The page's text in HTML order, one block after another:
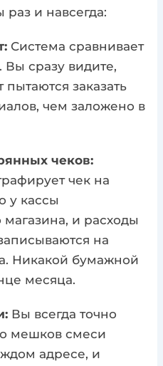
и навсегда:
Система сравнивает
Вы сразу видите,
пытаются заказать
чем заложено в
чеков:
чек на
у кассы
магазина, и расходы
на
Никакой бумажной
месяца.
Вы всегда точно
мешков смеси
адресе, и